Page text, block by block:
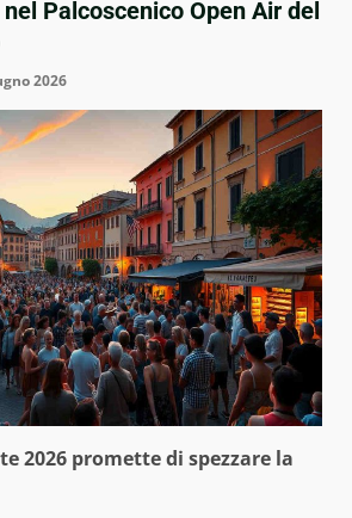
Palcoscenico Open Air del
2026
2026 promette di spezzare la